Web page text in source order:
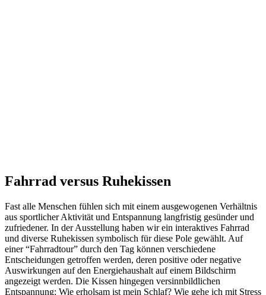
Fahrrad versus Ruhekissen
Fast alle Menschen fühlen sich mit einem ausgewogenen Verhältnis
aus sportlicher Aktivität und Entspannung langfristig gesünder und
zufriedener. In der Ausstellung haben wir ein interaktives Fahrrad
und diverse Ruhekissen symbolisch für diese Pole gewählt. Auf
einer “Fahrradtour” durch den Tag können verschiedene
Entscheidungen getroffen werden, deren positive oder negative
Auswirkungen auf den Energiehaushalt auf einem Bildschirm
angezeigt werden. Die Kissen hingegen versinnbildlichen
Entspannung: Wie erholsam ist mein Schlaf? Wie gehe ich mit Stress